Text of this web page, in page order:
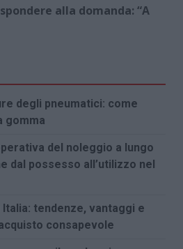
alla domanda: “A
degli pneumatici: come
gomma
del noleggio a lungo
dal possesso all’utilizzo nel
tendenze, vantaggi e
consapevole